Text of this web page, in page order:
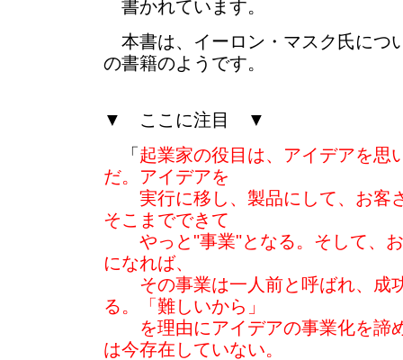
書かれています。
本書は、イーロン・マスク氏につ
の書籍のようです。
▼ ここに注目 ▼
「 起業家の役目は、アイデアを思
だ。アイデアを
実行に移し、製品にして、お客
そこまでできて
やっと"事業"となる。そして、お
になれば、
その事業は一人前と呼ばれ、成
る。「難しいから」
を理由にアイデアの事業化を諦
は今存在していない。